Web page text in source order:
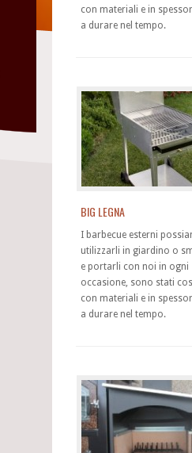
con materiali e in
a durare nel tempo.
BIG LEGNA
I barbecue esterni
utilizzarli in giardino o
e portarli con noi in ogni
occasione, sono stati
con materiali e in
a durare nel tempo.